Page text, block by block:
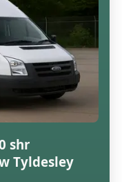
shr
Tyldesley